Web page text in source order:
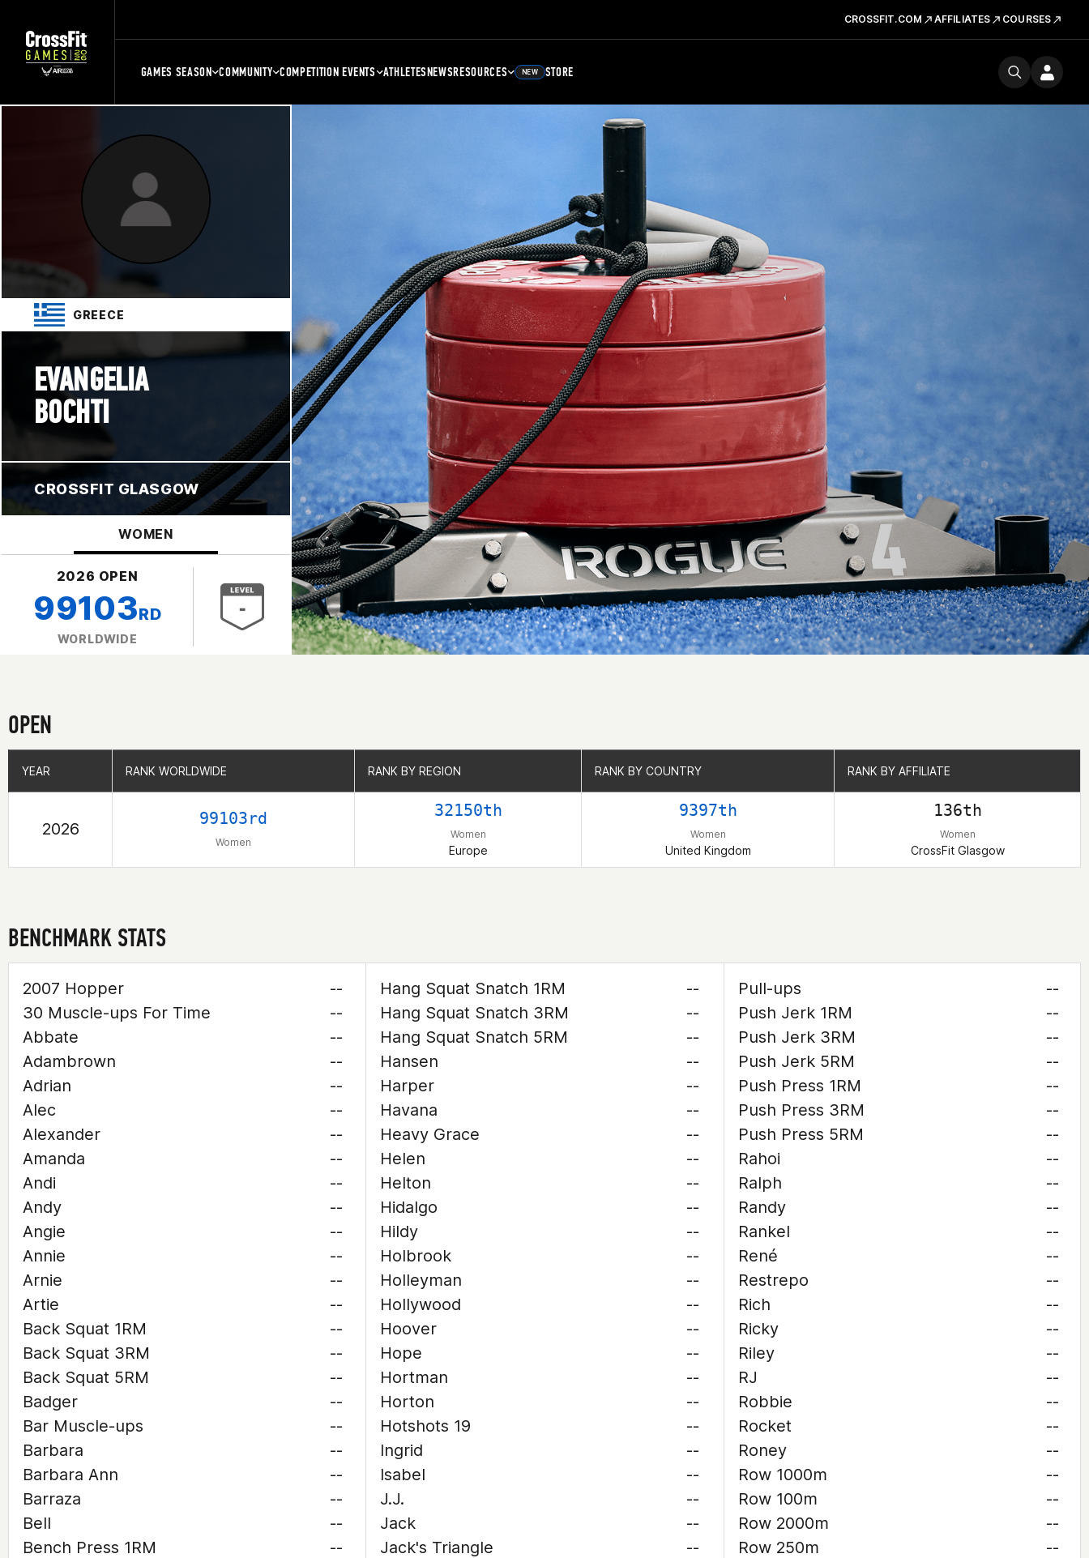
CROSSFIT.COM AFFILIATES COURSES
GAMES SEASON COMMUNITY COMPETITION EVENTS ATHLETESNEWSRESOURCES NEW STORE
GREECE
EVANGELIA
BOCHTI
CROSSFIT GLASGOW
WOMEN
2026 OPEN
99103RD
WORLDWIDE
OPEN
YEAR RANK WORLDWIDE RANK BY REGION RANK BY COUNTRY RANK BY AFFILIATE
2026
99103rd
Women
32150th
Women
Europe
9397th
Women
United Kingdom
136th
Women
CrossFit Glasgow
YEAR RANK WORLDWIDE RANK BY REGION RANK BY COUNTRY RANK BY AFFILIATE
BENCHMARK STATS
2007 Hopper
--
30 Muscle-ups For Time
--
Abbate
--
Adambrown
--
Adrian
--
Alec
--
Alexander
--
Amanda
--
Andi
--
Andy
--
Angie
--
Annie
--
Arnie
--
Artie
--
Back Squat 1RM
--
Back Squat 3RM
--
Back Squat 5RM
--
Badger
--
Bar Muscle-ups
--
Barbara
--
Barbara Ann
--
Barraza
--
Bell
--
Bench Press 1RM
--
Hang Squat Snatch 1RM
--
Hang Squat Snatch 3RM
--
Hang Squat Snatch 5RM
--
Hansen
--
Harper
--
Havana
--
Heavy Grace
--
Helen
--
Helton
--
Hidalgo
--
Hildy
--
Holbrook
--
Holleyman
--
Hollywood
--
Hoover
--
Hope
--
Hortman
--
Horton
--
Hotshots 19
--
Ingrid
--
Isabel
--
J.J.
--
Jack
--
Jack's Triangle
--
Pull-ups
--
Push Jerk 1RM
--
Push Jerk 3RM
--
Push Jerk 5RM
--
Push Press 1RM
--
Push Press 3RM
--
Push Press 5RM
--
Rahoi
--
Ralph
--
Randy
--
Rankel
--
René
--
Restrepo
--
Rich
--
Ricky
--
Riley
--
RJ
--
Robbie
--
Rocket
--
Roney
--
Row 1000m
--
Row 100m
--
Row 2000m
--
Row 250m
--